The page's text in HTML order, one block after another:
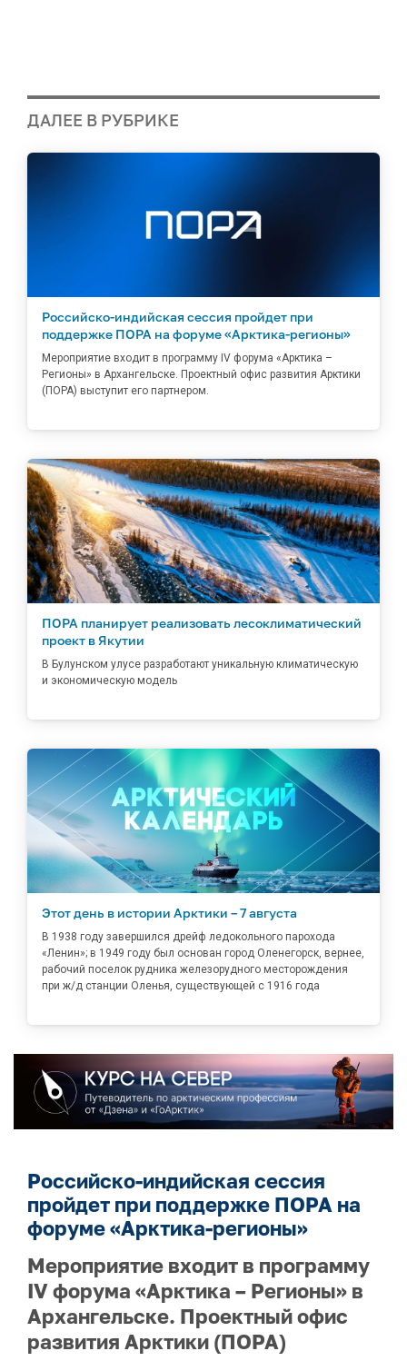
ДАЛЕЕ В РУБРИКЕ
Российско-индийская сессия пройдет при
поддержке ПОРА на форуме «Арктика-регионы»
Мероприятие входит в программу IV форума «Арктика –
Регионы» в Архангельске. Проектный офис развития Арктики
(ПОРА) выступит его партнером.
ПОРА планирует реализовать лесоклиматический
проект в Якутии
В Булунском улусе разработают уникальную климатическую
и экономическую модель
Этот день в истории Арктики – 7 августа
В 1938 году завершился дрейф ледокольного парохода
«Ленин»; в 1949 году был основан город Оленегорск, вернее,
рабочий поселок рудника железорудного месторождения
при ж/д станции Оленья, существующей с 1916 года
Российско-индийская сессия
пройдет при поддержке ПОРА на
форуме «Арктика-регионы»
Мероприятие входит в программу
IV форума «Арктика – Регионы» в
Архангельске. Проектный офис
развития Арктики (ПОРА)